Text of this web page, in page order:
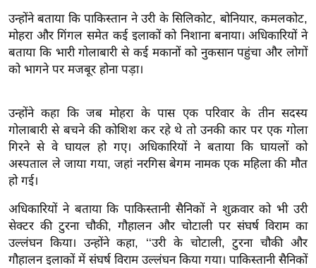
प
र
मि
सा
बे
मि
सा
ल
श
ख्सि
य
त
उन्होंने बताया कि पाकिस्तान ने उरी के सिलिकोट, बोनियार, कमलकोट,
मोहरा और गिंगल समेत कई इलाकों को निशाना बनाया। अधिकारियों ने
बताया कि भारी गोलाबारी से कई मकानों को नुकसान पहुंचा और लोगों
को भागने पर मजबूर होना पड़ा।
उन्होंने कहा कि जब मोहरा के पास एक परिवार के तीन सदस्य
गोलाबारी से बचने की कोशिश कर रहे थे तो उनकी कार पर एक गोला
गिरने से वे घायल हो गए। अधिकारियों ने बताया कि घायलों को
अस्पताल ले जाया गया, जहां नरगिस बेगम नामक एक महिला की मौत
हो गई।
अधिकारियों ने बताया कि पाकिस्तानी सैनिकों ने शुक्रवार को भी उरी
सेक्टर की टुरना चौकी, गौहालन और चोटाली पर संघर्ष विराम का
उल्लंघन किया। उन्होंने कहा, ‘‘उरी के चोटाली, टुरना चौकी और
गौहालन इलाकों में संघर्ष विराम उल्लंघन किया गया। पाकिस्तानी सैनिकों